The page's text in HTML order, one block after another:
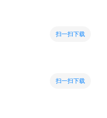
扫一扫下载
扫一扫下载